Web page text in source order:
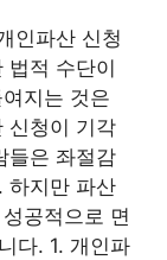
인파산 신청
법적 수단이
지는 것은
신청이 기각
들은 좌절감
하지만 파산
공적으로 면
다. 1. 개인파